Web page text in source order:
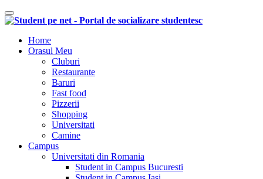
Comutare navigare
Home
Orasul Meu
Cluburi
Restaurante
Baruri
Fast food
Pizzerii
Shopping
Universitati
Camine
Campus
Universitati din Romania
Student in Campus Bucuresti